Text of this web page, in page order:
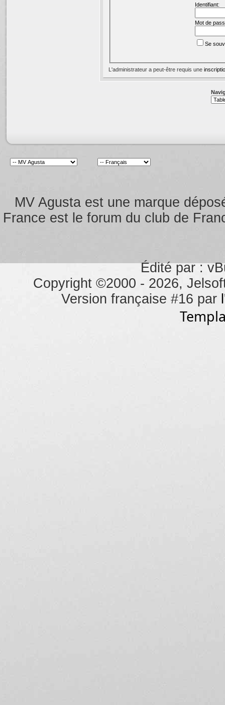
Identifiant:
Mot de
Se
L'administrateur a peut-être requis une
MV Agusta est une marque
France est le forum du club de
Édité par :
Copyright ©2000 - 2026,
Version française #16 par